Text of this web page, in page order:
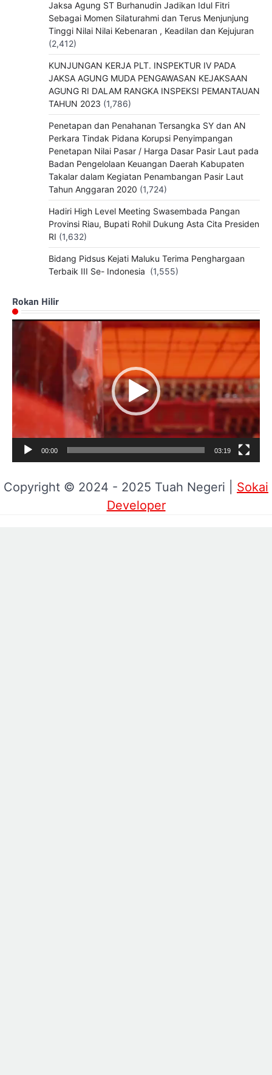
Jaksa Agung ST Burhanudin Jadikan Idul Fitri
Sebagai Momen Silaturahmi dan Terus Menjunjung
Tinggi Nilai Nilai Kebenaran , Keadilan dan Kejujuran
(2,412)
KUNJUNGAN KERJA PLT. INSPEKTUR IV PADA
JAKSA AGUNG MUDA PENGAWASAN KEJAKSAAN
AGUNG RI DALAM RANGKA INSPEKSI PEMANTAUAN
TAHUN 2023 (1,786)
Penetapan dan Penahanan Tersangka SY dan AN
Perkara Tindak Pidana Korupsi Penyimpangan
Penetapan Nilai Pasar / Harga Dasar Pasir Laut pada
Badan Pengelolaan Keuangan Daerah Kabupaten
Takalar dalam Kegiatan Penambangan Pasir Laut
Tahun Anggaran 2020 (1,724)
Hadiri High Level Meeting Swasembada Pangan
Provinsi Riau, Bupati Rohil Dukung Asta Cita Presiden
RI (1,632)
Bidang Pidsus Kejati Maluku Terima Penghargaan
Terbaik III Se- Indonesia (1,555)
Rokan Hilir
Pemutar
00:00 03:19
Copyright © 2024 - 2025 Tuah Negeri | Sokai
Developer